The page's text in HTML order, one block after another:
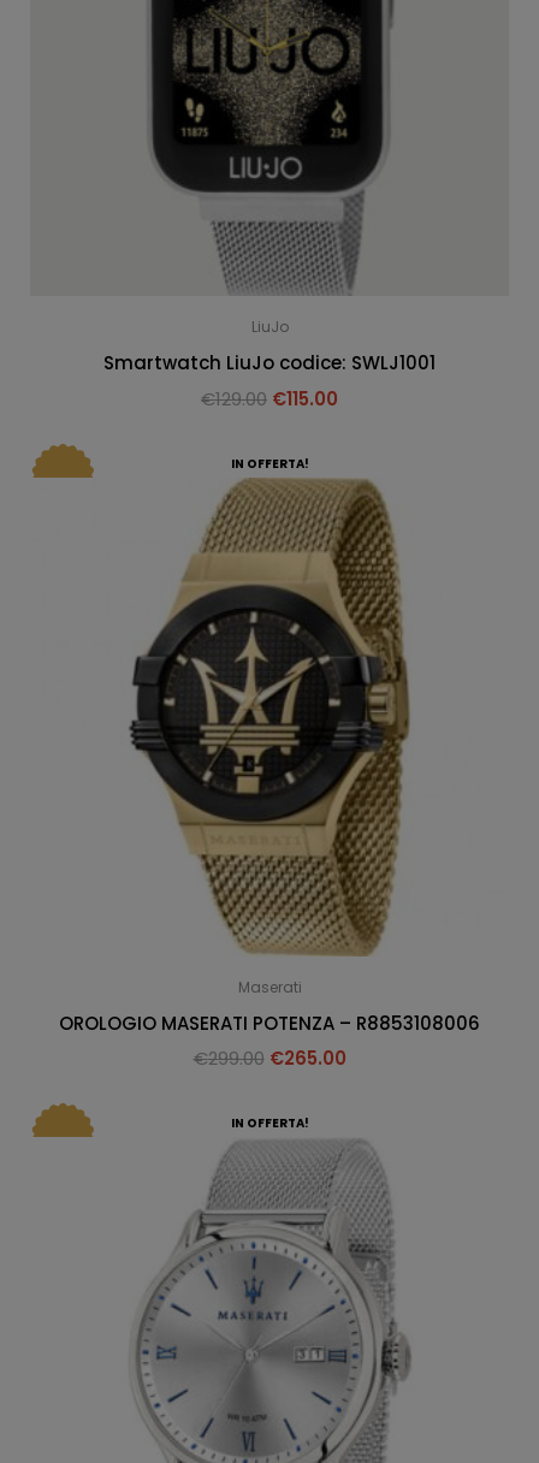
LiuJo
Smartwatch LiuJo codice: SWLJ1001
€129.00 €115.00
IN OFFERTA!
Maserati
OROLOGIO MASERATI POTENZA – R8853108006
€299.00 €265.00
IN OFFERTA!